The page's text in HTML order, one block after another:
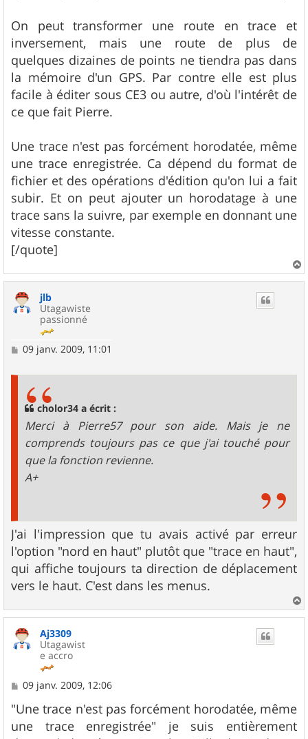
On peut transformer une route en trace et
inversement, mais une route de plus de
quelques dizaines de points ne tiendra pas dans
la mémoire d'un GPS. Par contre elle est plus
facile à éditer sous CE3 ou autre, d'où l'intérêt de
ce que fait Pierre.
Une trace n'est pas forcément horodatée, même
une trace enregistrée. Ca dépend du format de
fichier et des opérations d'édition qu'on lui a fait
subir. Et on peut ajouter un horodatage à une
trace sans la suivre, par exemple en donnant une
vitesse constante.
[/quote]
a
jlb
Utagawiste
passionné
M
09 janv. 2009, 11:01
cholor34 a écrit :
Merci à Pierre57 pour son aide. Mais je ne
comprends toujours pas ce que j'ai touché pour
que la fonction revienne.
A+
J'ai l'impression que tu avais activé par erreur
l'option "nord en haut" plutôt que "trace en haut",
qui affiche toujours ta direction de déplacement
vers le haut. C'est dans les menus.
a
Aj3309
Utagawist
e accro
M
s
s
a
09 janv. 2009, 12:06
"Une trace n'est pas forcément horodatée, même
une trace enregistrée" je suis entièrement